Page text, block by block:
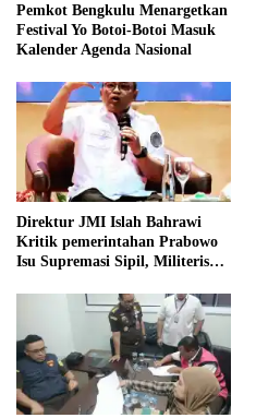
Pemkot Bengkulu Menargetkan
Festival Yo Botoi-Botoi Masuk
Kalender Agenda Nasional
Direktur JMI Islah Bahrawi
Kritik pemerintahan Prabowo
Isu Supremasi Sipil, Militerisasi,